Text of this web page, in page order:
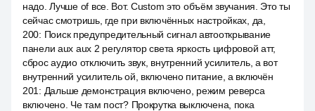
надо. Лучше of все. Вот. Custom это объём звучания. Это ты
сейчас смотришь, где при включённых настройках, да,
200: Поиск предупредительный сигнал автооткрывание
панели aux aux 2 регулятор света яркость цифровой атт,
сброс аудио отключить звук, внутренний усилитель, а вот
внутренний усилитель ой, включено питание, а включён
201 : Дальше демонстрация включено, режим реверса
включено. Че там пост? Прокрутка выключена, пока